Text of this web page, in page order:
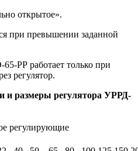
открытое».
при превышении заданной
РР работает только при
регулятор.
и размеры регулятора УРРД-
регулирующие